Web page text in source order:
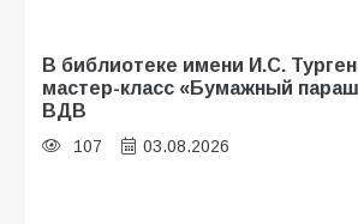
В библиотеке имени И.С.
мастер-класс «Бумажный
ВДВ
107 03.08.2026